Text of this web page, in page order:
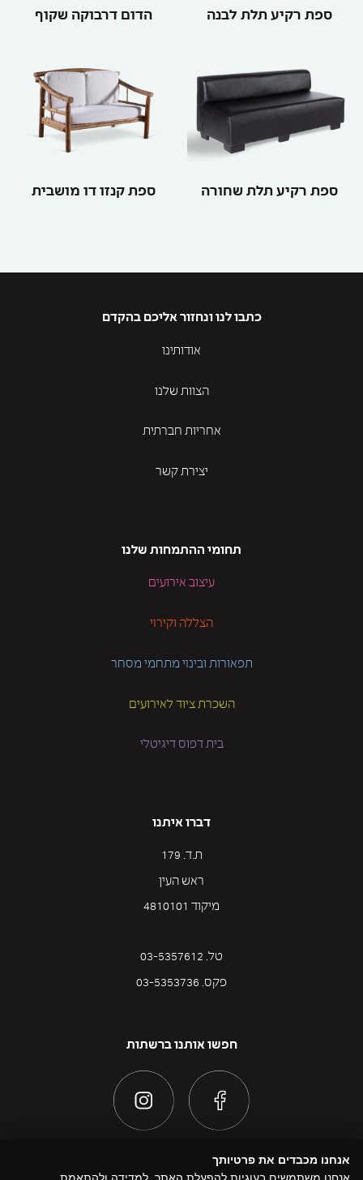
ספת רקיע תלת לבנה הדום דרבוקה שקוף
ספת רקיע תלת שחורה ספת קנזו דו מושבית
כתבו לנו ונחזור אליכם בהקדם
אודותינו
הצוות שלנו
אחריות חברתית
יצירת קשר
תחומי ההתמחות שלנו
עיצוב אירועים
הצללה וקירוי
תפאורות ובינוי מתחמי מסחר
השכרת ציוד לאירועים
בית דפוס דיגיטלי
דברו איתנו
ת.ד. 179
ראש העין
מיקוד 4810101
טל. 03-5357612
פקס. 03-5353736
חפשו אותנו ברשתות
אנחנו מכבדים את פרטיותך